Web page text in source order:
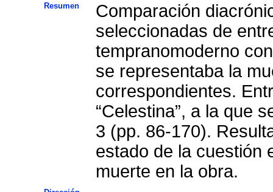
Resumen
Comparación
seleccionadas de
tempranomoderno
se representaba la
correspondientes.
“Celestina”, a la que
3 (pp. 86-170).
estado de la cuestión
muerte en la obra.